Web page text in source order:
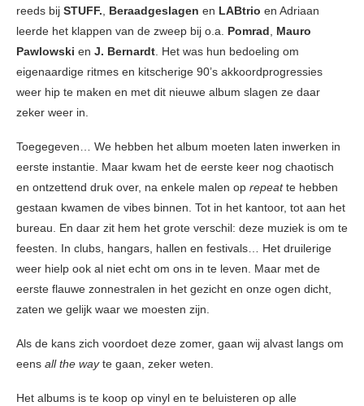
reeds bij STUFF., Beraadgeslagen en LABtrio en Adriaan
leerde het klappen van de zweep bij o.a. Pomrad, Mauro
Pawlowski en J. Bernardt. Het was hun bedoeling om
eigenaardige ritmes en kitscherige 90’s akkoordprogressies
weer hip te maken en met dit nieuwe album slagen ze daar
zeker weer in.
Toegegeven… We hebben het album moeten laten inwerken in
eerste instantie. Maar kwam het de eerste keer nog chaotisch
en ontzettend druk over, na enkele malen op repeatte hebben
gestaan kwamen de vibes binnen. Tot in het kantoor, tot aan het
bureau. En daar zit hem het grote verschil: deze muziek is om te
feesten. In clubs, hangars, hallen en festivals… Het druilerige
weer hielp ook al niet echt om ons in te leven. Maar met de
eerste flauwe zonnestralen in het gezicht en onze ogen dicht,
zaten we gelijk waar we moesten zijn.
Als de kans zich voordoet deze zomer, gaan wij alvast langs om
eens all the wayte gaan, zeker weten.
Het albums is te koop op vinyl en te beluisteren op alle